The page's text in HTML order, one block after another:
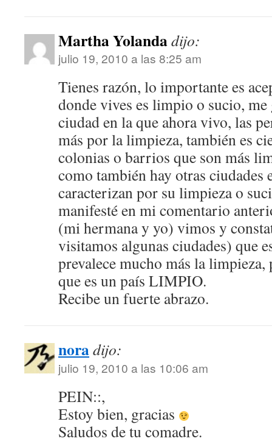
Martha Yolandadijo:
julio 19, 2010 a las 8:25 am
Tienes razón, lo importante es
donde vives es limpio o sucio, me
ciudad en la que ahora vivo, las
más por la limpieza, también es
colonias o barrios que son más
como también hay otras ciudades
caracterizan por su limpieza o
manifesté en mi comentario
(mi hermana y yo) vimos y
visitamos algunas ciudades) que
prevalece mucho más la
que es un país LIMPIO.
Recibe un fuerte abrazo.
noradijo:
julio 19, 2010 a las 10:06 am
PEIN::,
Estoy bien, gracias
Saludos de tu comadre.